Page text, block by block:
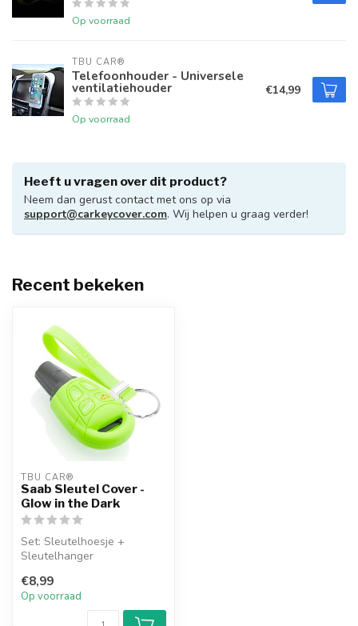
Op voorraad
TBU CAR®
Telefoonhouder - Universele
ventilatiehouder
Op voorraad
€14,99
Heeft u vragen over dit product?
Neem dan gerust contact met ons op via
support@carkeycover.com. Wij helpen u graag verder!
Recent bekeken
TBU CAR®
Saab Sleutel Cover -
Glow in the Dark
Set: Sleutelhoesje +
Sleutelhanger
€8,99
Op voorraad